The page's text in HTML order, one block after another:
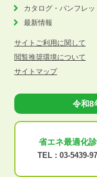
カタログ・パンフレッ
最新情報
サイトご利用に関して
閲覧推奨環境について
サイトマップ
令和8
省エネ最適化
TEL : 03-5439-